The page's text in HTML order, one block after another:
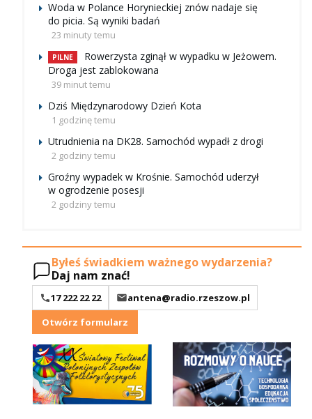
Woda w Polance Horynieckiej znów nadaje się
do picia. Są wyniki badań
23 minuty temu
PILNE
Rowerzysta zginął w wypadku w Jeżowem.
Droga jest zablokowana
39 minut temu
Dziś Międzynarodowy Dzień Kota
1 godzinę temu
Utrudnienia na DK28. Samochód wypadł z drogi
2 godziny temu
Groźny wypadek w Krośnie. Samochód uderzył
w ogrodzenie posesji
2 godziny temu
Byłeś świadkiem ważnego wydarzenia?
Daj nam znać!
17 222 22 22
antena@radio.rzeszow.pl
Otwórz formularz